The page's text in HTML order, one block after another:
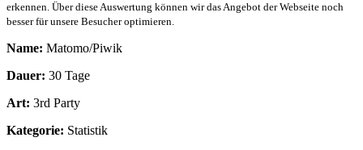
erkennen. Über diese Auswertung können wir das Angebot der Webseite noch
besser für unsere Besucher optimieren.
Name: Matomo/Piwik
Dauer: 30 Tage
Art: 3rd Party
Kategorie: Statistik